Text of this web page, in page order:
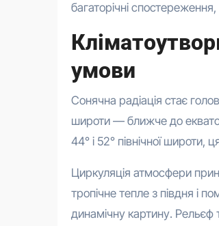
багаторічні
умови
Сонячна радіація стає
широти — ближче до
44° і 52° північної широти,
Циркуляція атмосфери
тропічне тепле з півдня і
динамічну картину. Рельєф